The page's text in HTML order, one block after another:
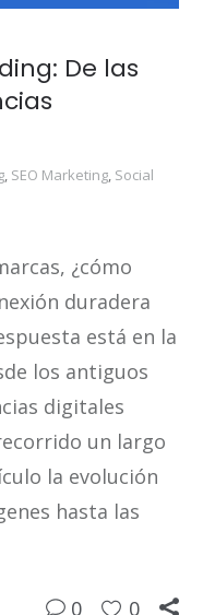
De las
, SEO Marketing, Social
¿cómo
duradera
está en la
los antiguos
digitales
un largo
la evolución
hasta las
0 0